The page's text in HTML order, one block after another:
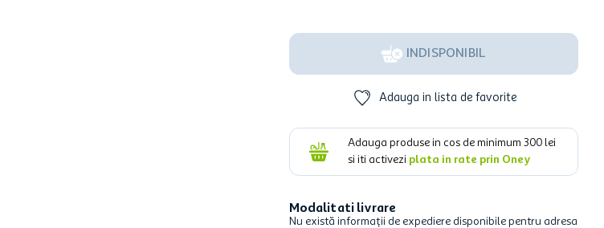
INDISPONIBIL
Adauga in lista de favorite
Adauga produse in cos de minimum 300 lei
si iti activezi plata in rate prin Oney
Modalitati livrare
Nu există informații de expediere disponibile pentru adresa